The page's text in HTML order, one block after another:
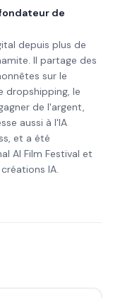
de
depuis plus de
Il partage des
sur le
dropshipping, le
de l'argent,
aussi à l'IA
et a été
AI Film Festival et
IA.